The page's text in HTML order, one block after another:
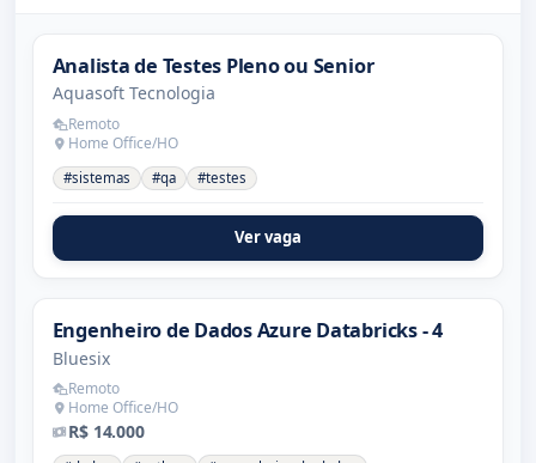
Analista de Testes Pleno ou Senior
Aquasoft Tecnologia
Remoto
Home Office/HO
#sistemas #qa #testes
Ver vaga
Engenheiro de Dados Azure Databricks - 4
Bluesix
Remoto
Home Office/HO
R$ 14.000